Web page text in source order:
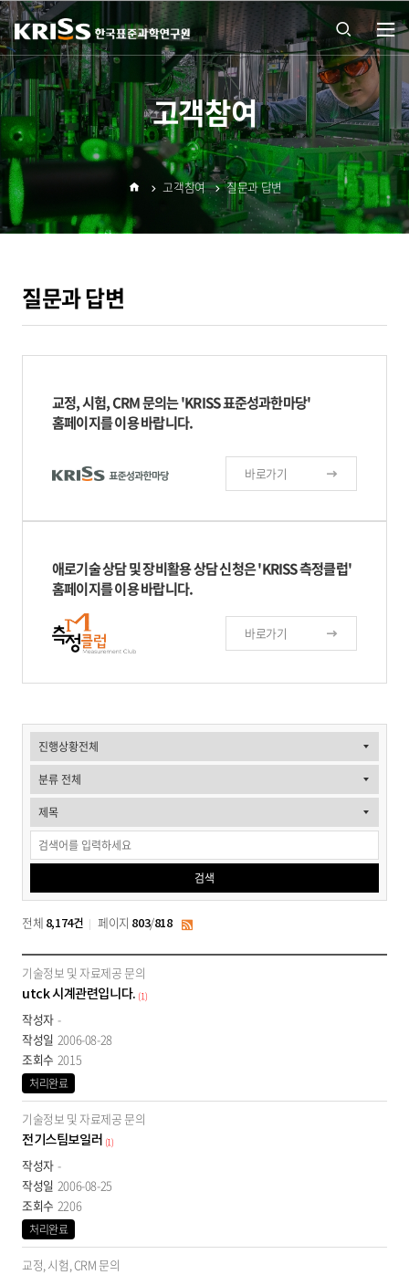
통합
검색
열기
열기
고객참여
질문과 답변
고객참여 질문과 답변
교정, 시험, CRM 문의는'KRISS 표준성과한마당'
홈페이지를 이용 바랍니다.
바로가기
애로기술 상담 및 장비활용 상담 신청은'KRISS 측정클럽'
홈페이지를 이용 바랍니다.
바로가기
질
문
과
답
검색
전체 8,174건 페이지 803/818
질
문
과
답
변
목
록
-
번
호,
분
류,
제
목,
작
성
기술정보 및 자료제공 문의
utck 시계관련입니다. (1)
-
2006-08-28
2015
처리완료
기술정보 및 자료제공 문의
전기스팀보일러 (1)
-
2006-08-25
2206
처리완료
교정, 시험, CRM 문의